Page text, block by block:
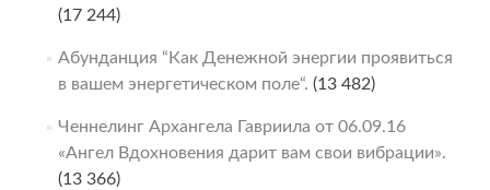
(17 244)
Абунданция “Как Денежной энергии проявиться
в вашем энергетическом поле“. (13 482)
Ченнелинг Архангела Гавриила от 06.09.16
«Ангел Вдохновения дарит вам свои вибрации».
(13 366)